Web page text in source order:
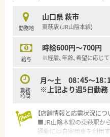
おり、安定した基盤を持っ
■残業代が1分単位で支給
ら離職率が低く、10年以
■介護向け住宅改修や医
組んでおります。
勤務地
山口県 萩市
東萩駅 (JR山陰本線)
給与
時給600円～700円
※経験、年齢、希望に応じ
勤務
時間
月～土 08：45～18：
※上記より週5日勤務
【店舗情報と応需状況につ
■JR山陰本線の東萩駅か
通勤には自家用車を利用